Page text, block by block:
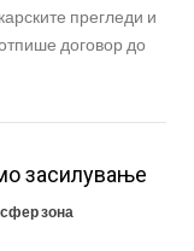
прегледи и
договор до
засилување
зона